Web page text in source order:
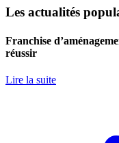
Les actualités
Franchise
réussir
Lire la suite